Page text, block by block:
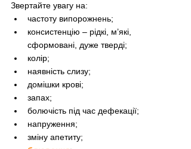
Звертайте увагу на:
частоту випорожнень;
консистенцію – рідкі, м’які,
сформовані, дуже тверді;
колір;
наявність слизу;
домішки крові;
запах;
болючість під час дефекації;
напруження;
зміну апетиту;